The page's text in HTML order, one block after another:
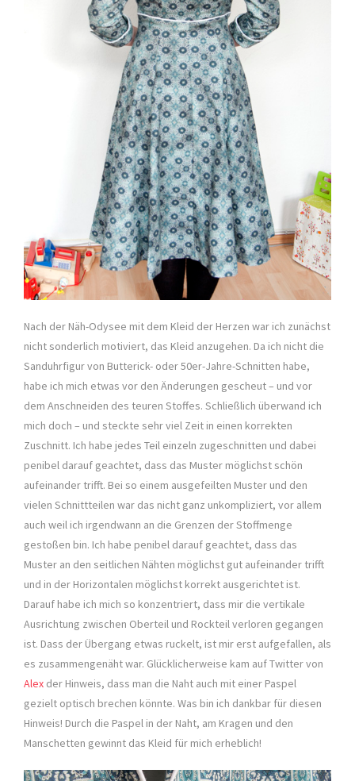
Nach der Näh-Odysee mit dem Kleid der Herzen war ich zunächst
nicht sonderlich motiviert, das Kleid anzugehen. Da ich nicht die
Sanduhrfigur von Butterick- oder 50er-Jahre-Schnitten habe,
habe ich mich etwas vor den Änderungen gescheut – und vor
dem Anschneiden des teuren Stoffes. Schließlich überwand ich
mich doch – und steckte sehr viel Zeit in einen korrekten
Zuschnitt. Ich habe jedes Teil einzeln zugeschnitten und dabei
penibel darauf geachtet, dass das Muster möglichst schön
aufeinander trifft. Bei so einem ausgefeilten Muster und den
vielen Schnittteilen war das nicht ganz unkompliziert, vor allem
auch weil ich irgendwann an die Grenzen der Stoffmenge
gestoßen bin. Ich habe penibel darauf geachtet, dass das
Muster an den seitlichen Nähten möglichst gut aufeinander trifft
und in der Horizontalen möglichst korrekt ausgerichtet ist.
Darauf habe ich mich so konzentriert, dass mir die vertikale
Ausrichtung zwischen Oberteil und Rockteil verloren gegangen
ist. Dass der Übergang etwas ruckelt, ist mir erst aufgefallen, als
es zusammengenäht war. Glücklicherweise kam auf Twitter von
Alex der Hinweis, dass man die Naht auch mit einer Paspel
gezielt optisch brechen könnte. Was bin ich dankbar für diesen
Hinweis! Durch die Paspel in der Naht, am Kragen und den
Manschetten gewinnt das Kleid für mich erheblich!